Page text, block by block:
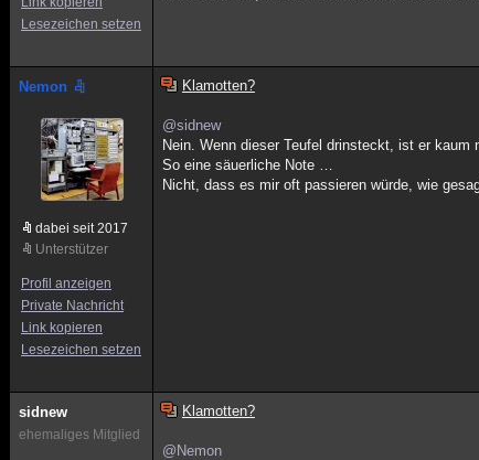
Lesezeichen setzen
Nemon
dabei seit 2017
Unterstützer
Profil anzeigen
Private Nachricht
Link kopieren
Lesezeichen setzen
Klamotten?
@sidnew
Nein. Wenn dieser Teufel drinsteckt, ist er kaum
So eine säuerliche Note …
Nicht, dass es mir oft passieren würde, wie
sidnew
ehemaliges Mitglied
Klamotten?
@Nemon